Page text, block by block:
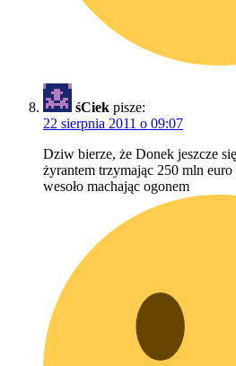
śCiek pisze:
22 sierpnia 2011 o 09:07
Dziw bierze, że Donek jeszcze
żyrantem trzymając 250 mln
wesoło machając ogonem